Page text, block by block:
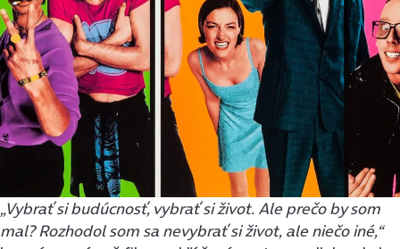
„Vybrať si budúcnosť, vybrať si život. Ale prečo by som
mal? Rozhodol som sa nevybrať si život, ale niečo iné,“